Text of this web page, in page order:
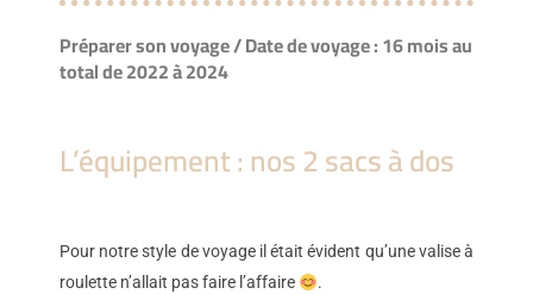
Préparer son voyage / Date de voyage : 16 mois au
total de 2022 à 2024
L’équipement : nos 2 sacs à dos​
Pour notre style de voyage il était évident qu’une valise à
roulette n’allait pas faire l’affaire
.